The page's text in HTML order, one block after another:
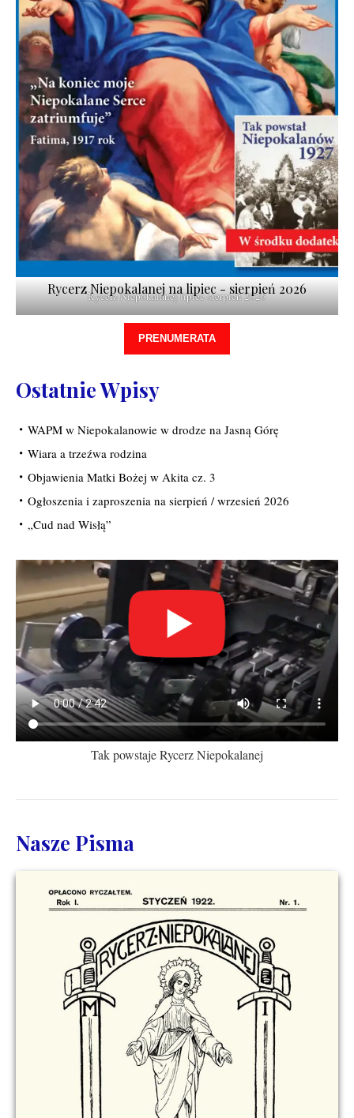
Rycerz Niepokalanej lipiec-sierpień 2026
Rycerz Niepokalanej na lipiec - sierpień 2026
PRENUMERATA
Ostatnie Wpisy
WAPM w Niepokalanowie w drodze na Jasną Górę
Wiara a trzeźwa rodzina
Objawienia Matki Bożej w Akita cz. 3
Ogłoszenia i zaproszenia na sierpień / wrzesień 2026
„Cud nad Wisłą”
Tak powstaje Rycerz Niepokalanej
Nasze Pisma